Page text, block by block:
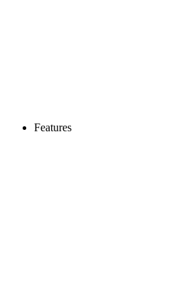
Features